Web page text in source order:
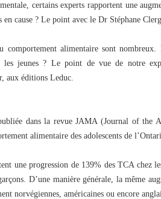
certains experts rapportent une
cause ? Le point avec le Dr Stéphane
alimentaire sont
les jeunes ? Le point de vue de notre
aux éditions Leduc.
dans la revue JAMA (Journal of the
alimentaire des adolescents de
une progression de 139% des TCA chez
D’une manière générale, la même
norvégiennes, américaines ou encore